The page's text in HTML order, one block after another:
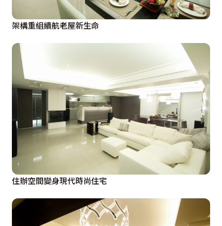
架構重組續航老屋新生命
住辦空間變身現代時尚住宅